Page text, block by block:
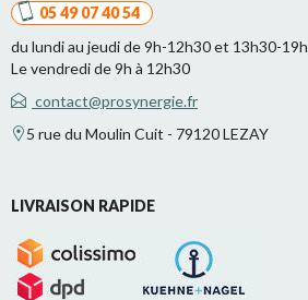
05 49 07 40 54
du lundi au jeudi de 9h-12h30 et 13h30-19h
Le vendredi de 9h à 12h30
contact@prosynergie.fr
5 rue du Moulin Cuit - 79120 LEZAY
LIVRAISON RAPIDE